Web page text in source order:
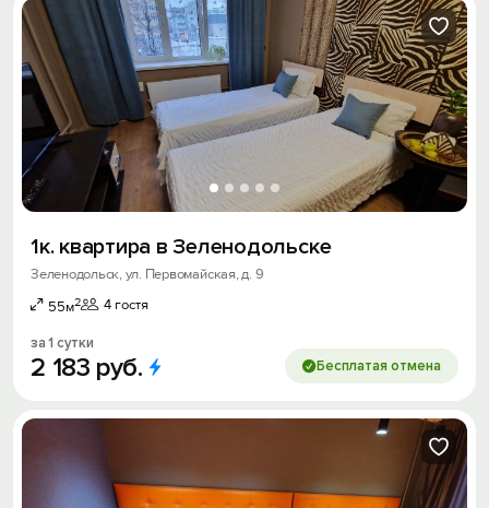
1к. квартира в Зеленодольске
Зеленодольск, ул. Первомайская, д. 9
55м2 4 гостя
за 1 сутки
2 183 руб. Бесплатая отмена